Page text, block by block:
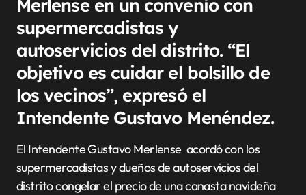
Merlense en un convenio con
supermercadistas y
autoservicios del distrito. “El
objetivo es cuidar el bolsillo de
los vecinos”, expresó el
Intendente Gustavo Menéndez.
El Intendente Gustavo Merlense acordó con los
supermercadistas y dueños de autoservicios del
distrito congelar el precio de una canasta navideña